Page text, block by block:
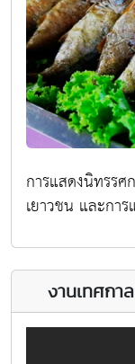
การแสดงนิทรร
เยาวชน และกา
งานเทศกา